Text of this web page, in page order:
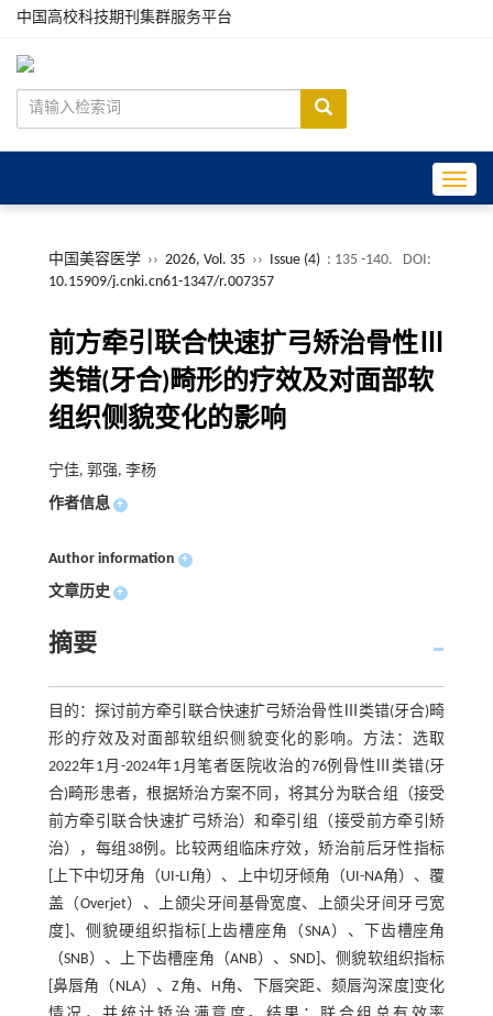
中国高校科技期刊集群服务平台
中国美容医学 ›› 2026, Vol. 35 ›› Issue (4) : 135 -140.
DOI:
10.15909/j.cnki.cn61-1347/r.007357
前方牵引联合快速扩弓矫治骨性Ⅲ
类错(牙合)畸形的疗效及对面部软
组织侧貌变化的影响
宁佳, 郭强, 李杨
作者信息 +
Author information +
文章历史 +
摘要
目的：探讨前方牵引联合快速扩弓矫治骨性Ⅲ类错(牙合)畸
形的疗效及对面部软组织侧貌变化的影响。方法：选取
2022年1月-2024年1月笔者医院收治的76例骨性Ⅲ类错(牙
合)畸形患者，根据矫治方案不同，将其分为联合组（接受
前方牵引联合快速扩弓矫治）和牵引组（接受前方牵引矫
治），每组38例。比较两组临床疗效，矫治前后牙性指标
[上下中切牙角（UI-LI角）、上中切牙倾角（UI-NA角）、覆
盖（Overjet）、上颌尖牙间基骨宽度、上颌尖牙间牙弓宽
度]、侧貌硬组织指标[上齿槽座角（SNA）、下齿槽座角
（SNB）、上下齿槽座角（ANB）、SND]、侧貌软组织指标
[鼻唇角（NLA）、Z角、H角、下唇突距、颏唇沟深度]变化